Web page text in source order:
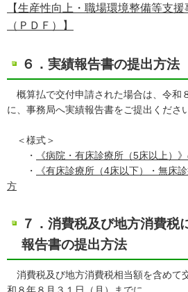
【生産性向上・職場環境整備等支
（ＰＤＦ）】
６．実績報告書の提出方法
概算払で交付申請された場合は、令和
に、事務局へ実績報告書をご提出ください
＜様式＞
・
《病院・有床診療所（5床以上）
・
《有床診療所（4床以下）・無床
方
７．消費税及び地方消費税
報告書の提出方法
消費税及び地方消費税相当額を含めて